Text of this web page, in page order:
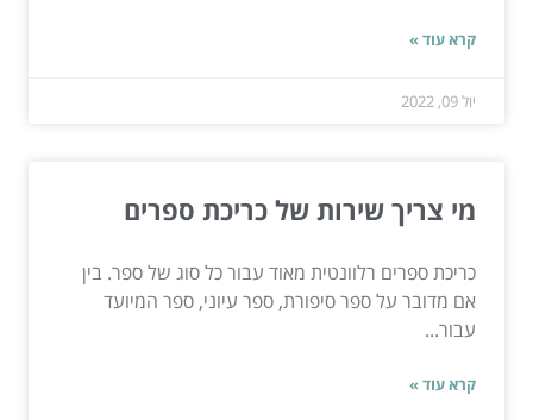
קרא עוד »
יול 09, 2022
מי צריך שירות של כריכת ספרים
כריכת ספרים רלוונטית מאוד עבור כל סוג של ספר. בין
אם מדובר על ספר סיפורת, ספר עיוני, ספר המיועד
עבור...
קרא עוד »